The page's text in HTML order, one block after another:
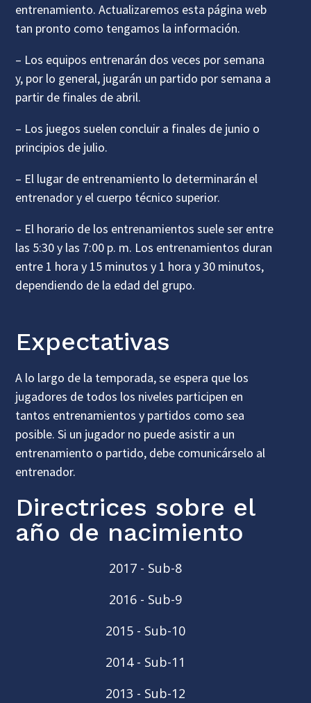
entrenamiento. Actualizaremos esta página web
tan pronto como tengamos la información.
– Los equipos entrenarán dos veces por semana
y, por lo general, jugarán un partido por semana a
partir de finales de abril.
– Los juegos suelen concluir a finales de junio o
principios de julio.
– El lugar de entrenamiento lo determinarán el
entrenador y el cuerpo técnico superior.
– El horario de los entrenamientos suele ser entre
las 5:30 y las 7:00 p. m. Los entrenamientos duran
entre 1 hora y 15 minutos y 1 hora y 30 minutos,
dependiendo de la edad del grupo.
Expectativas
A lo largo de la temporada, se espera que los
jugadores de todos los niveles participen en
tantos entrenamientos y partidos como sea
posible. Si un jugador no puede asistir a un
entrenamiento o partido, debe comunicárselo al
entrenador.
Directrices sobre el
año de nacimiento
2017 - Sub-8
2016 - Sub-9
2015 - Sub-10
2014 - Sub-11
2013 - Sub-12